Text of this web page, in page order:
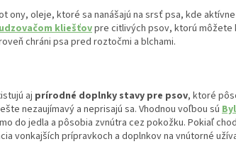
ony, oleje, ktoré sa nanášajú na srsť psa, kde
kliešťovpre citlivých psov, ktorú môžete
chráni psa pred roztočmi a blchami.
aj prírodné doplnky stavy pre psov, ktoré
nezaujímavý a neprisajú sa. Vhodnou voľbou sú
do jedla a pôsobia zvnútra cez pokožku. Pokiaľ
vonkajších prípravkoch a doplnkov na vnútorné